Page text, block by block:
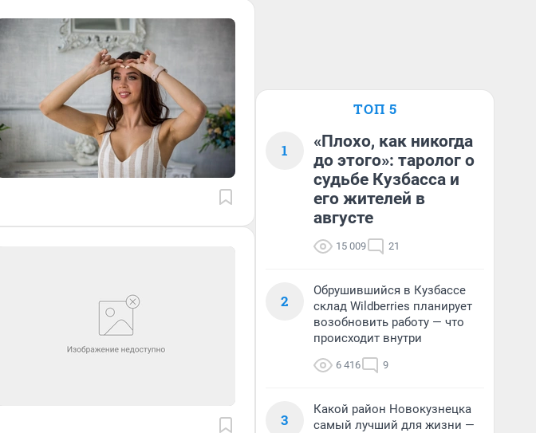
ТОП 5
1
«Плохо, как никогда
до этого»: таролог о
судьбе Кузбасса и
его жителей в
августе
15 009 21
2
Обрушившийся в Кузбассе
склад Wildberries планирует
возобновить работу — что
происходит внутри
6 416 9
3
Какой район Новокузнецка
самый лучший для жизни —